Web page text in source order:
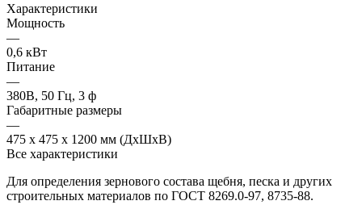
Характеристики
Мощность
—
0,6 кВт
Питание
—
380В, 50 Гц, 3 ф
Габаритные размеры
—
475 х 475 х 1200 мм (ДхШхВ)
Все характеристики
Для определения зернового состава щебня, песка и других
строительных материалов по ГОСТ 8269.0-97, 8735-88.